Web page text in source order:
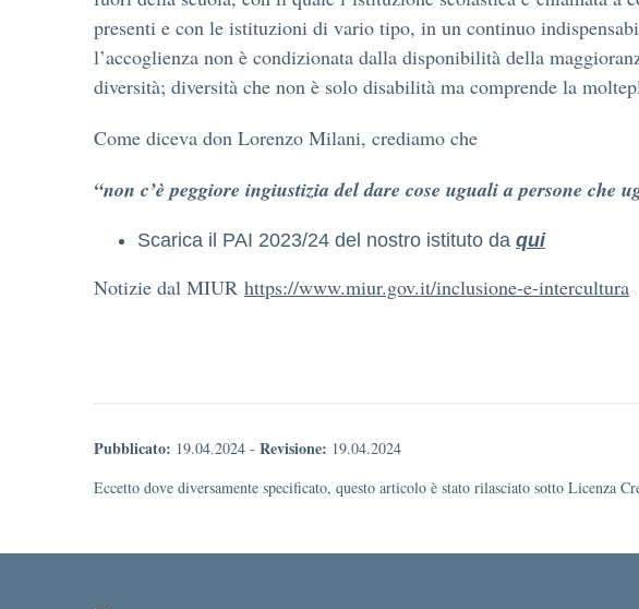
presenti e con le istituzioni di vario tipo, in un continuo
l’accoglienza non è condizionata dalla disponibilità della
diversità; diversità che non è solo disabilità ma comprende la
Come diceva don Lorenzo Milani, crediamo che
“non c’è peggiore ingiustizia del dare cose uguali a persone che
Scarica il PAI 2023/24 del nostro istituto da qui
Notizie dal MIUR https://www.miur.gov.it/inclusione-e-intercultura
Pubblicato: 19.04.2024 - Revisione: 19.04.2024
Eccetto dove diversamente specificato, questo articolo è stato rilasciato sotto Licenza